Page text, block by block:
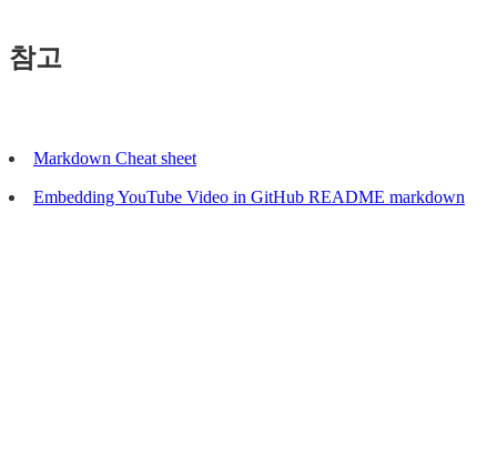
참고
Markdown Cheat sheet
Embedding YouTube Video in GitHub README markdown